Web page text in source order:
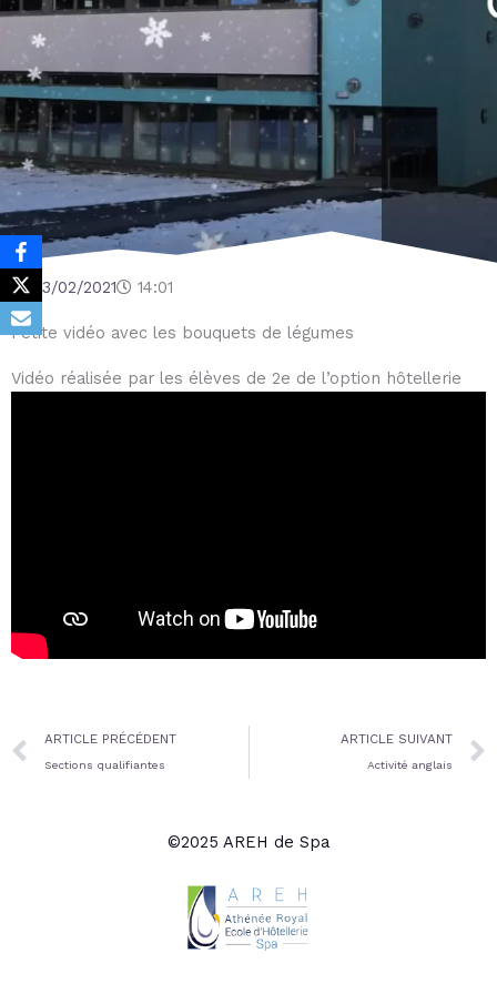
03/02/2021 14:01
Petite vidéo avec les bouquets de légumes
Vidéo réalisée par les élèves de 2e de l’option hôtellerie
Prev
ARTICLE PRÉCÉDENT
Sections qualifiantes
ARTICLE SUIVANT
Activité anglais
©2025 AREH de Spa